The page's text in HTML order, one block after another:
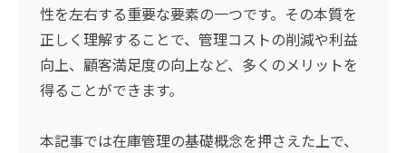
性を左右する重要な要素の一つです。その本質を
正しく理解することで、管理コストの削減や利益
向上、顧客満足度の向上など、多くのメリットを
得ることができます。
本記事では在庫管理の基礎概念を押さえた上で、